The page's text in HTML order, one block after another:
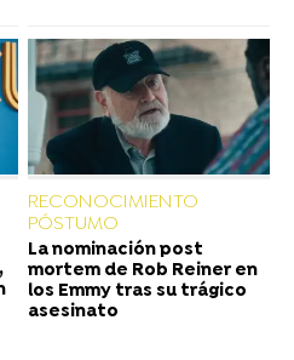
RECONOCIMIENTO
PÓSTUMO
La nominación post
mortem de Rob Reiner en
los Emmy tras su trágico
asesinato